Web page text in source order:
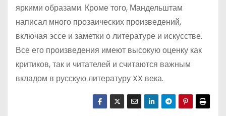
яркими образами. Кроме того, Мандельштам
написал много прозаических произведений,
включая эссе и заметки о литературе и искусстве.
Все его произведения имеют высокую оценку как
критиков, так и читателей и считаются важным
вкладом в русскую литературу XX века.